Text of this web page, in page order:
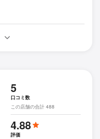
5
口コミ数
この店舗の合計 488
4.88
評価